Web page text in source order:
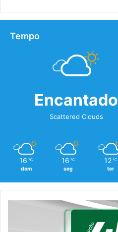
Tempo
Encantado
Scattered Clouds
16 ℃
dom
16 ℃
seg
12 ℃
ter